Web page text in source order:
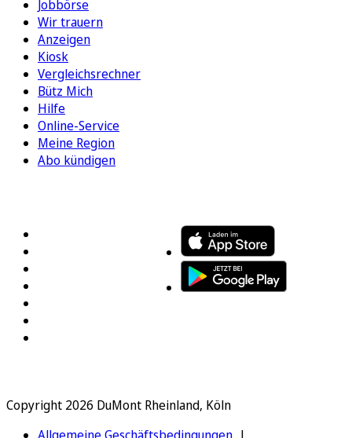
Jobbörse
Wir trauern
Anzeigen
Kiosk
Vergleichsrechner
Bütz Mich
Hilfe
Online-Service
Meine Region
Abo kündigen
Copyright 2026 DuMont Rheinland, Köln
Allgemeine Geschäftsbedingungen